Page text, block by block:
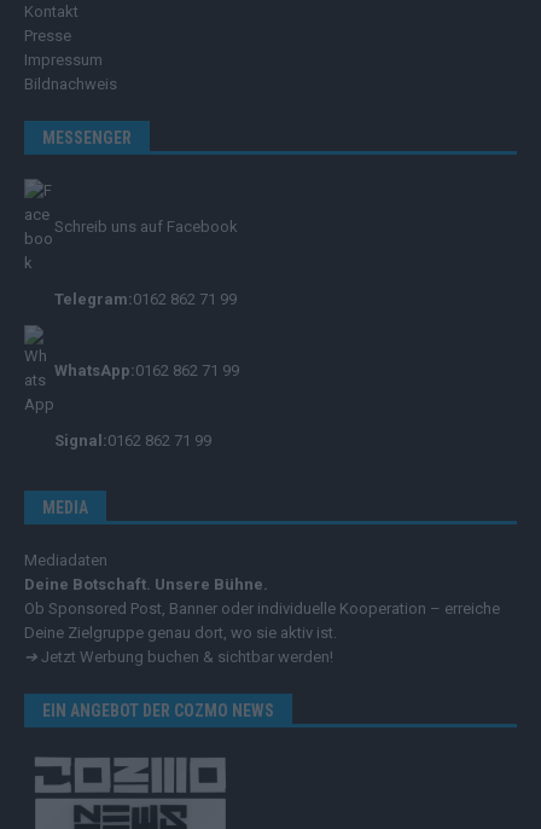
Kontakt
Presse
Impressum
Bildnachweis
MESSENGER
Schreib uns auf Facebook
Telegram:0162 862 71 99
WhatsApp:0162 862 71 99
Signal:0162 862 71 99
MEDIA
Mediadaten
Deine Botschaft. Unsere Bühne.
Ob Sponsored Post, Banner oder individuelle Kooperation – erreiche
Deine Zielgruppe genau dort, wo sie aktiv ist.
➔ Jetzt Werbung buchen & sichtbar werden!
EIN ANGEBOT DER COZMO NEWS